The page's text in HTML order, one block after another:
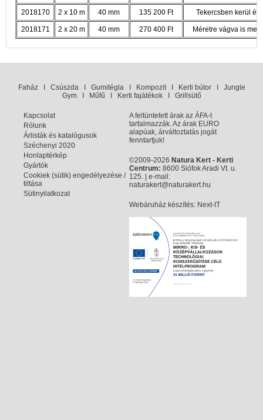
2018170 2 x 10 m 40 mm 135 200 Ft Tekercsben kerül
2018171 2 x 20 m 40 mm 270 400 Ft Méretre vágva is
FaházI CsúszdaI GumitéglaI KompozitI Kerti bútorI Jungle
GymI Műfű Kerti fajátékokI Grillsütő
Kapcsolat
Rólunk
Árlisták és katalógusok
Széchenyi 2020
Honlaptérkép
Gyártók
Cookiek (sütik) engedélyezése /
tiltása
Sütinyilatkozat
A feltüntetett árak az ÁFA-t
tartalmazzák. Az árak EURO
alapúak, árváltoztatás jogát
fenntartjuk!
©2009-2026 Natura Kert - Kerti
Centrum: 8600 Siófok Aradi Vt. u.
125. | e-mail:
naturakert@naturakert.hu
Webáruház készítés: Next-IT